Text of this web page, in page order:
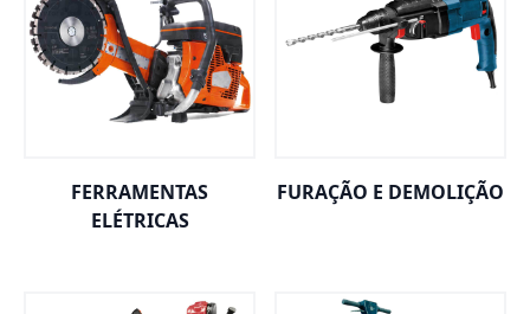
FERRAMENTAS
ELÉTRICAS
FURAÇÃO E DEMOLIÇÃO